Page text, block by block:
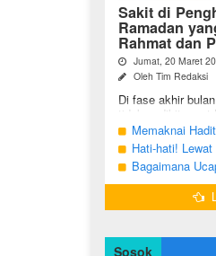
Sakit di
Ramadan
Rahmat dan
Jumat, 20 Maret
Oleh Tim Redaksi
Di fase akhir
tidak sedikit umat
diuji dengan
menurun. Di
Memaknai
Mulut Orang
Agar Tidak
Hati-hati!
Akun Instagram
dari 3 Menit
Bagaimana
Benar Sesuai
Sosok